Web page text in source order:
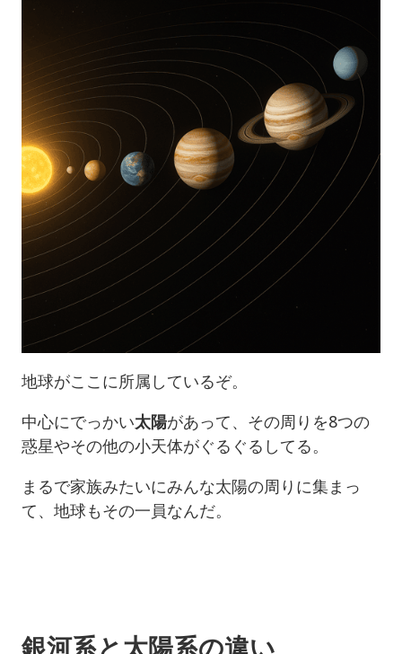
地球がここに所属しているぞ。
中心にでっかい太陽があって、その周りを8つの
惑星やその他の小天体がぐるぐるしてる。
まるで家族みたいにみんな太陽の周りに集まっ
て、地球もその一員なんだ。
銀河系と太陽系の違い